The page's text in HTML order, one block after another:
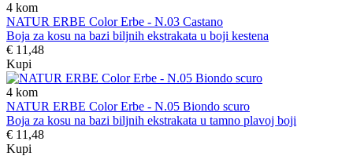
4 kom
NATUR ERBE Color Erbe - N.03 Castano
Boja za kosu na bazi biljnih ekstrakata u boji kestena
€ 11,48
Kupi
4 kom
NATUR ERBE Color Erbe - N.05 Biondo scuro
Boja za kosu na bazi biljnih ekstrakata u tamno plavoj boji
€ 11,48
Kupi